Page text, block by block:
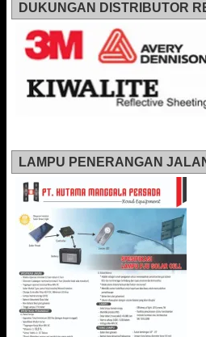
DUKUNGAN DISTRIBUTOR
LAMPU PENERANGAN